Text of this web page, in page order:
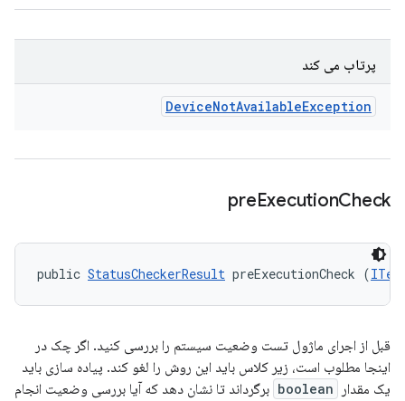
پرتاب می کند
DeviceNotAvailableException
preExecutionCheck
public StatusCheckerResult preExecutionCheck (
قبل از اجرای ماژول تست وضعیت سیستم را بررسی کنید. اگر چک در
اینجا مطلوب است، زیر کلاس باید این روش را لغو کند. پیاده سازی باید
یک مقدار
boolean برگرداند تا نشان دهد که آیا بررسی وضعیت انجام